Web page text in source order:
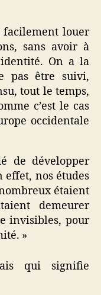
facilement louer
sans avoir à
On a la
pas être suivi,
tout le temps,
c’est le cas
occidentale
de développer
effet, nos études
étaient
demeurer
invisibles, pour
»
qui signifie